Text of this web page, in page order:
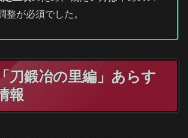
整が必須でした。
刀鍛冶の里編」あらす
報